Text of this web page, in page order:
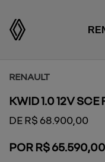
RENAULT
KWID 1.0 12V
DE R$ 68.900,00
POR R$ 65.590,00